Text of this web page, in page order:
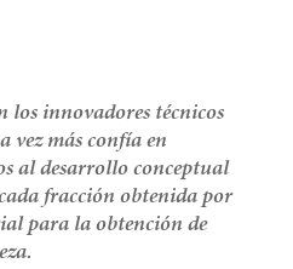
innovadores técnicos
vez más confía en
al desarrollo conceptual
fracción obtenida por
para la obtención de